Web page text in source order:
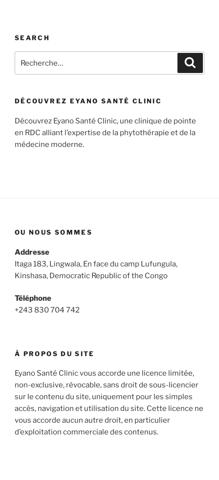
SEARCH
pour
DÉCOUVREZ EYANO SANTÉ CLINIC
Découvrez Eyano Santé Clinic, une clinique de pointe
en RDC alliant l’expertise de la phytothérapie et de la
médecine moderne.
OU NOUS SOMMES
Addresse
Itaga 183, Lingwala, En face du camp Lufungula,
Kinshasa, Democratic Republic of the Congo
Téléphone
+243 830 704 742
À PROPOS DU SITE
Eyano Santé Clinic vous accorde une licence limitée,
non-exclusive, révocable, sans droit de sous-licencier
sur le contenu du site, uniquement pour les simples
accès, navigation et utilisation du site. Cette licence ne
vous accorde aucun autre droit, en particulier
d’exploitation commerciale des contenus.